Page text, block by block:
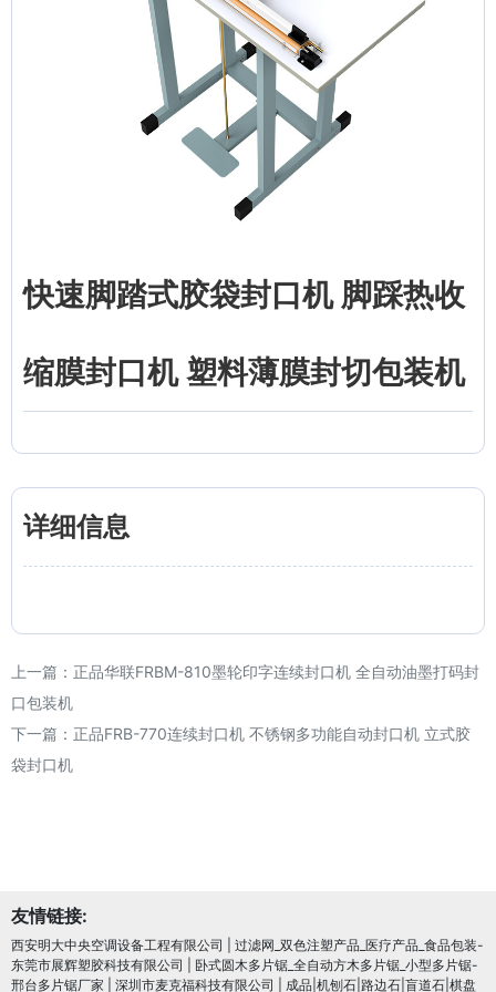
快速脚踏式胶袋封口机 脚踩热收
缩膜封口机 塑料薄膜封切包装机
详细信息
上一篇： 正品华联FRBM-810墨轮印字连续封口机 全自动油墨打码封
口包装机
下一篇： 正品FRB-770连续封口机 不锈钢多功能自动封口机 立式胶
袋封口机
友情链接:
西安明大中央空调设备工程有限公司
过滤网_双色注塑产品_医疗产品_食品包装-
东莞市展辉塑胶科技有限公司
卧式圆木多片锯_全自动方木多片锯_小型多片锯-
邢台多片锯厂家
深圳市麦克福科技有限公司 成品|机刨石|路边石|盲道石|棋盘